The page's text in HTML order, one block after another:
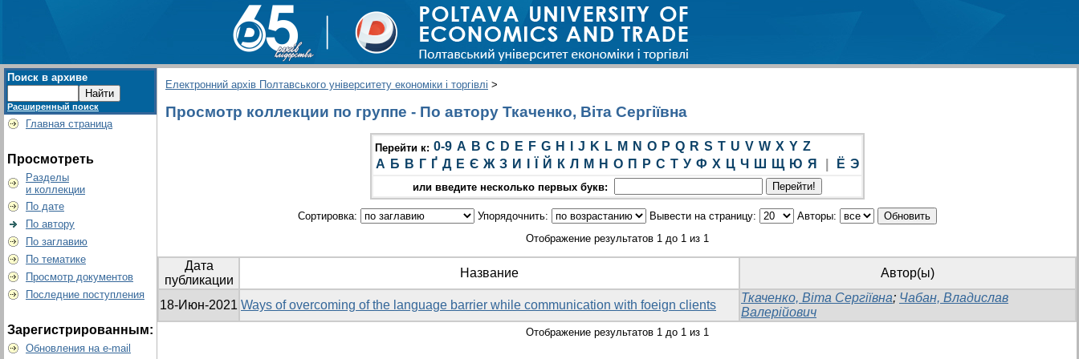
Поиск в архиве
Расширенный поиск
Главная страница
Просмотреть
Разделы
и коллекции
По дате
По автору
По заглавию
По тематике
Просмотр документов
Последние поступления
Зарегистрированным:
Обновления на e-mail
Електронний архів Полтавського університету економіки і торгівлі >
Просмотр коллекции по группе - По автору Ткаченко, Віта Сергіївна
Перейти к: 0-9 A B C D E F G H J K L M N O P Q R S T U V W X Y Z
А Б В Г Ґ Д Е Є Ж З И Й К Л М Н О П Р С Т У Ф Х Ц Ч Ш Щ Ю Я Ё Э
или введите несколько первых букв:
Сортировка: Упорядочнить: Вывести на страницу:
Авторы:
Отображение результатов 1 до 1 из 1
Дата
публикации
Название Автор(ы)
18-Июн-2021 Ways of overcoming of the language barrier while communication with foeign clients
Ткаченко, Віта Сергіївна; Чабан, Владислав
Валерійович
Отображение результатов 1 до 1 из 1